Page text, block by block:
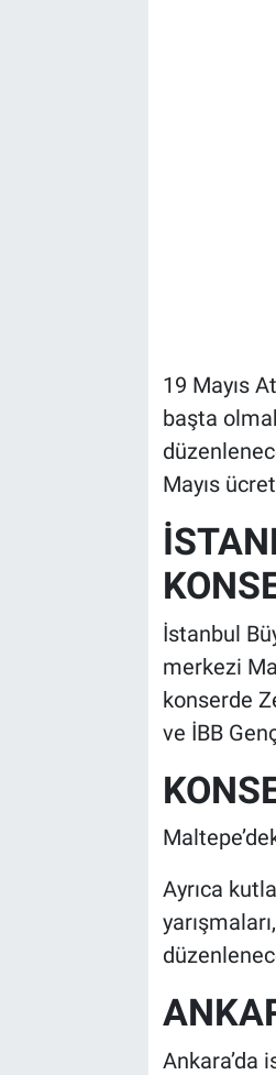
19 Mayıs
başta
Mayıs
İstanbul
merkezi
konserde
ve İBB
Ayrıca
Ankara’da